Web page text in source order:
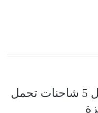
جيش الاحتلال يعلن إدخال 5 شاحنات تحمل